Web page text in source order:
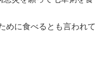
めに食べるとも言われて